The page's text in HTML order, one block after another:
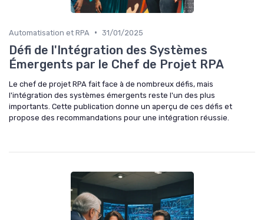
Automatisation et RPA • 31/01/2025
Défi de l'Intégration des Systèmes
Émergents par le Chef de Projet RPA
Le chef de projet RPA fait face à de nombreux défis, mais
l'intégration des systèmes émergents reste l'un des plus
importants. Cette publication donne un aperçu de ces défis et
propose des recommandations pour une intégration réussie.